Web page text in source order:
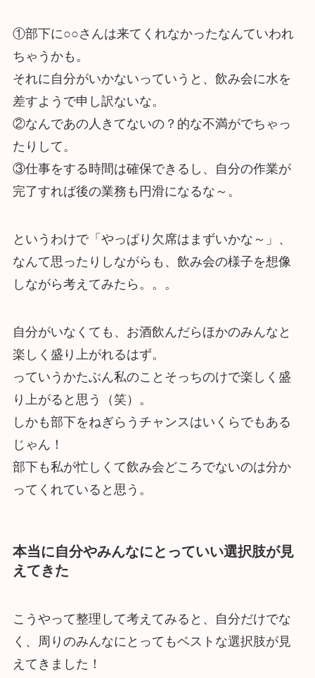
①部下に○○さんは来てくれなかったなんていわれ
ちゃうかも。
それに自分がいかないっていうと、飲み会に水を
差すようで申し訳ないな。
②なんであの人きてないの？的な不満がでちゃっ
たりして。
③仕事をする時間は確保できるし、自分の作業が
完了すれば後の業務も円滑になるな～。
というわけで「やっぱり欠席はまずいかな～」、
なんて思ったりしながらも、飲み会の様子を想像
しながら考えてみたら。。。
自分がいなくても、お酒飲んだらほかのみんなと
楽しく盛り上がれるはず。
っていうかたぶん私のことそっちのけで楽しく盛
り上がると思う（笑）。
しかも部下をねぎらうチャンスはいくらでもある
じゃん！
部下も私が忙しくて飲み会どころでないのは分か
ってくれていると思う。
本当に自分やみんなにとっていい選択肢が見
えてきた
こうやって整理して考えてみると、自分だけでな
く、周りのみんなにとってもベストな選択肢が見
えてきました！